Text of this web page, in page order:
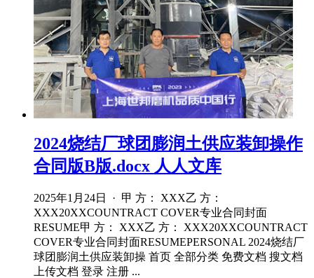
2024烧结厂球团膨润土供应装卸操作
合同版B版.docx 人人文库
2025年1月24日 · 甲 方： XXX乙 方：
XXX20XXCOUNTRACT COVER专业合同封面
RESUME甲 方： XXX乙 方： XXX20XXCOUNTRACT
COVER专业合同封面RESUMEPERSONAL 2024烧结厂
球团膨润土供应装卸操 首页 全部分类 免费文档 搜文档
上传文档 登录 注册 ...